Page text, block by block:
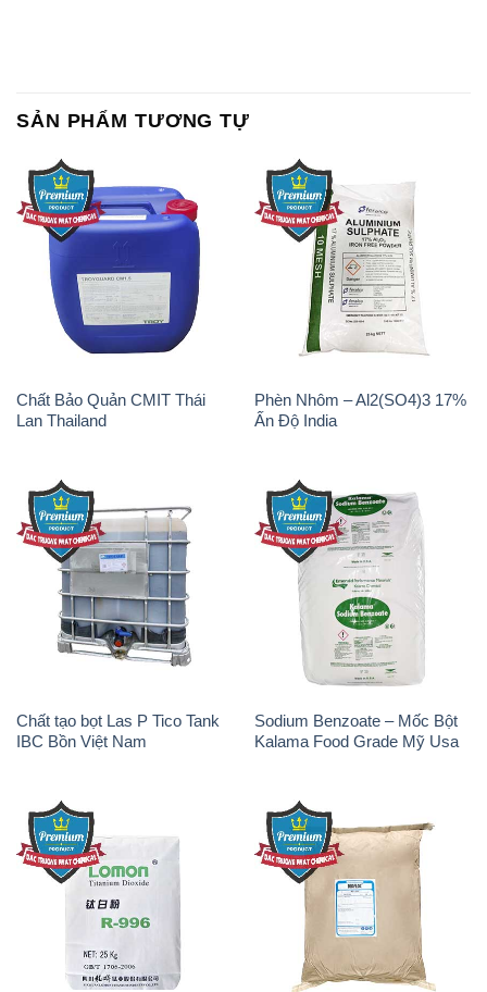
SẢN PHẨM TƯƠNG TỰ
Chất Bảo Quản CMIT Thái
Lan Thailand
Phèn Nhôm – Al2(SO4)3 17%
Ấn Độ India
Chất tạo bọt Las P Tico Tank
IBC Bồn Việt Nam
Sodium Benzoate – Mốc Bột
Kalama Food Grade Mỹ Usa